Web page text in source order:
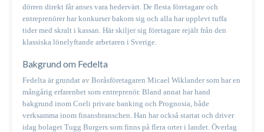
dörren direkt får anses vara hedervärt. De flesta företagare och
entreprenörer har konkurser bakom sig och alla har upplevt tuffa
tider med skralt i kassan. Här skiljer sig företagare rejält från den
klassiska lönelyftande arbetaren i Sverige.
Bakgrund om Fedelta
Fedelta är grundat av Boråsföretagaren Micael Wiklander som har en
mångårig erfarenhet som entreprenör. Bland annat har hand
bakgrund inom Coeli private banking och Prognosia, både
verksamma inom finansbranschen. Han har också startat och driver
idag bolaget Tugg Burgers som finns på flera orter i landet. Överlag